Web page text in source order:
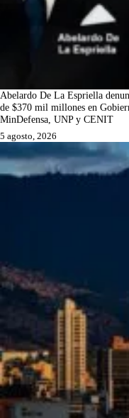
Abelardo De La Espriella
de $370 mil millones en
MinDefensa, UNP y CENIT
5 agosto, 2026